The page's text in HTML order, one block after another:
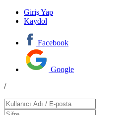
Giriş Yap
Kaydol
Facebook
Google
/